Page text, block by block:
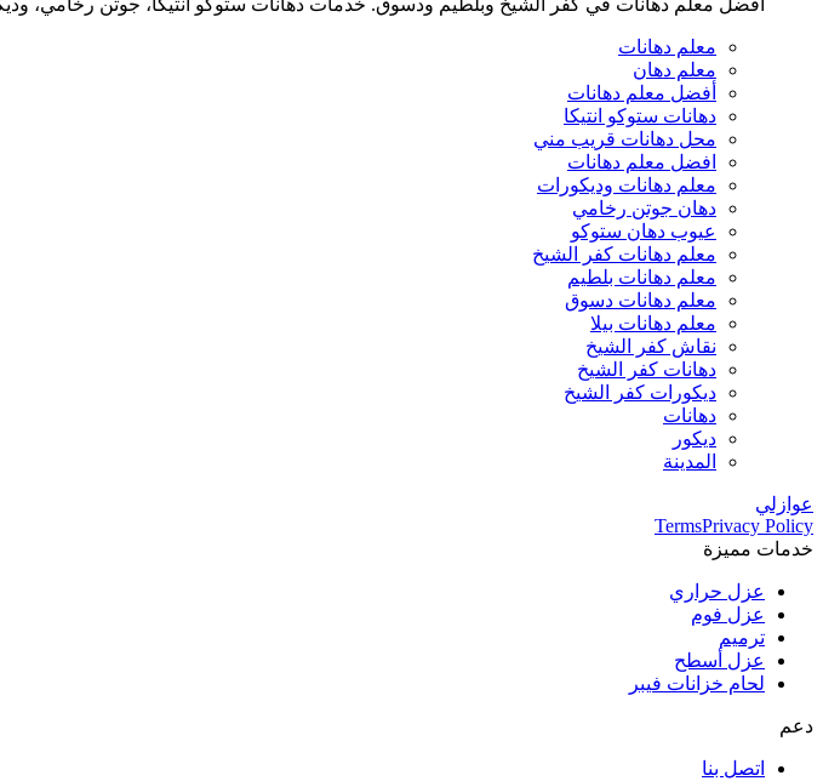
أفضل معلم دهانات في كفر الشيخ وبلطيم ودسوق. خدمات دهانات ستوكو انتيكا، جوتن رخامي، وديكورات
معلم دهانات
معلم دهان
أفضل معلم دهانات
دهانات ستوكو انتيكا
محل دهانات قريب مني
افضل معلم دهانات
معلم دهانات وديكورات
دهان جوتن رخامي
عيوب دهان ستوكو
معلم دهانات كفر الشيخ
معلم دهانات بلطيم
معلم دهانات دسوق
معلم دهانات بيلا
نقاش كفر الشيخ
دهانات كفر الشيخ
ديكورات كفر الشيخ
دهانات
ديكور
المدينة
عوازلي
TermsPrivacy Policy
خدمات مميزة
عزل حراري
عزل فوم
ترميم
عزل أسطح
لحام خزانات فيبر
دعم
اتصل بنا